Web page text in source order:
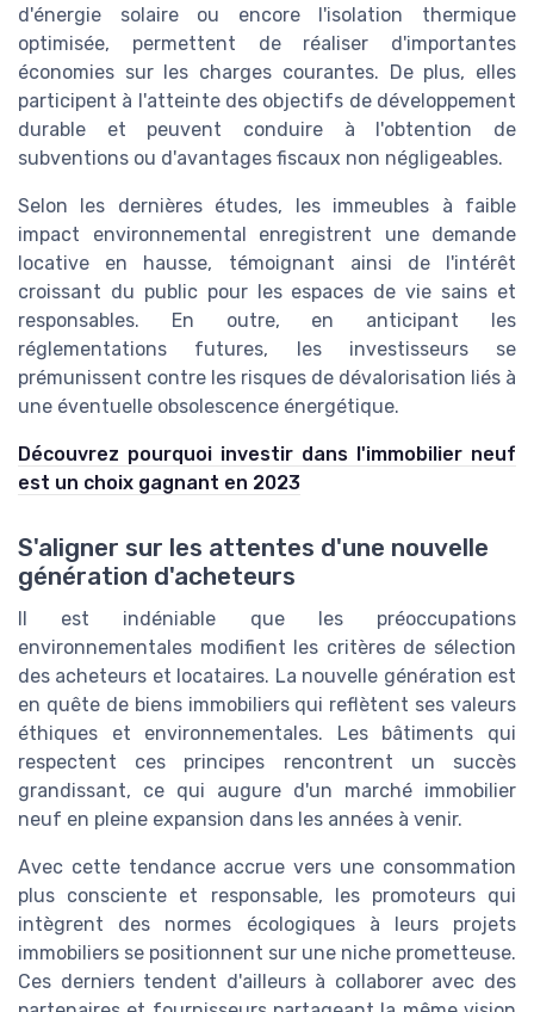
d'énergie solaire ou encore l'isolation thermique
optimisée, permettent de réaliser d'importantes
économies sur les charges courantes. De plus, elles
participent à l'atteinte des objectifs de développement
durable et peuvent conduire à l'obtention de
subventions ou d'avantages fiscaux non négligeables.
Selon les dernières études, les immeubles à faible
impact environnemental enregistrent une demande
locative en hausse, témoignant ainsi de l'intérêt
croissant du public pour les espaces de vie sains et
responsables. En outre, en anticipant les
réglementations futures, les investisseurs se
prémunissent contre les risques de dévalorisation liés à
une éventuelle obsolescence énergétique.
Découvrez pourquoi investir dans l'immobilier neuf
est un choix gagnant en 2023
S'aligner sur les attentes d'une nouvelle
génération d'acheteurs
Il est indéniable que les préoccupations
environnementales modifient les critères de sélection
des acheteurs et locataires. La nouvelle génération est
en quête de biens immobiliers qui reflètent ses valeurs
éthiques et environnementales. Les bâtiments qui
respectent ces principes rencontrent un succès
grandissant, ce qui augure d'un marché immobilier
neuf en pleine expansion dans les années à venir.
Avec cette tendance accrue vers une consommation
plus consciente et responsable, les promoteurs qui
intègrent des normes écologiques à leurs projets
immobiliers se positionnent sur une niche prometteuse.
Ces derniers tendent d'ailleurs à collaborer avec des